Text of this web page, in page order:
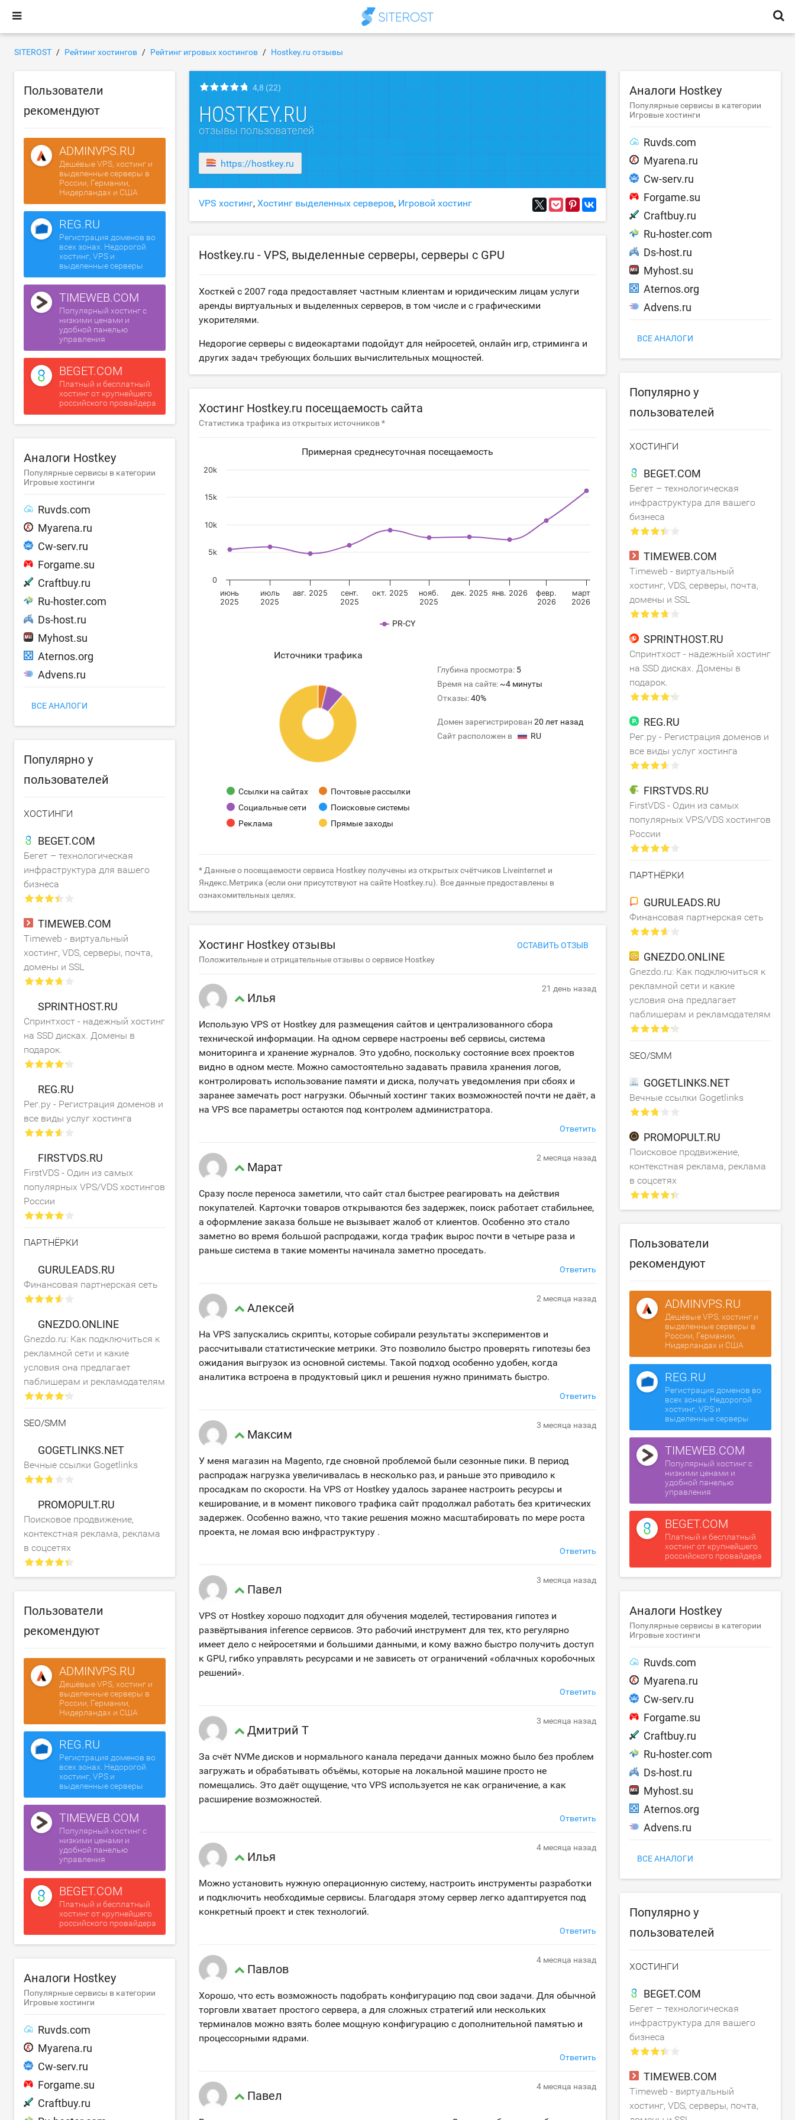
SITEROST Рейтинг хостингов Рейтинг игровых хостингов Hostkey.ru отзывы
4,8 (22)
HOSTKEY.RU
отзывы пользователей
https://hostkey.ru
VPS хостинг, Хостинг выделенных серверов, Игровой хостинг
Хостинг Hostkey отзывы
Положительные и отрицательные отзывы о сервисе Hostkey
ОСТАВИТЬ ОТЗЫВ
Илья
21 день назад
Использую VPS от Hostkey для размещения сайтов и централизованного сбора
технической информации. На одном сервере настроены веб сервисы, система
мониторинга и хранение журналов. Это удобно, поскольку состояние всех проектов
видно в одном месте. Можно самостоятельно задавать правила хранения логов,
контролировать использование памяти и диска, получать уведомления при сбоях и
заранее замечать рост нагрузки. Обычный хостинг таких возможностей почти не даёт, а
на VPS все параметры остаются под контролем администратора.
Ответить
Марат
2 месяца назад
Сразу после переноса заметили, что сайт стал быстрее реагировать на действия
покупателей. Карточки товаров открываются без задержек, поиск работает стабильнее,
а оформление заказа больше не вызывает жалоб от клиентов. Особенно это стало
заметно во время большой распродажи, когда трафик вырос почти в четыре раза и
раньше система в такие моменты начинала заметно проседать.
Ответить
Алексей
2 месяца назад
На VPS запускались скрипты, которые собирали результаты экспериментов и
рассчитывали статистические метрики. Это позволило быстро проверять гипотезы без
ожидания выгрузок из основной системы. Такой подход особенно удобен, когда
аналитика встроена в продуктовый цикл и решения нужно принимать быстро.
Ответить
Максим
3 месяца назад
У меня магазин на Magento, где сновной проблемой были сезонные пики. В период
распродаж нагрузка увеличивалась в несколько раз, и раньше это приводило к
просадкам по скорости. На VPS от Hostkey удалось заранее настроить ресурсы и
кеширование, и в момент пикового трафика сайт продолжал работать без критических
задержек. Особенно важно, что такие решения можно масштабировать по мере роста
проекта, не ломая всю инфраструктуру .
Ответить
Павел
3 месяца назад
VPS от Hostkey хорошо подходит для обучения моделей, тестирования гипотез и
развёртывания inference сервисов. Это рабочий инструмент для тех, кто регулярно
имеет дело с нейросетями и большими данными, и кому важно быстро получить доступ
к GPU, гибко управлять ресурсами и не зависеть от ограничений «облачных коробочных
решений».
Ответить
Дмитрий Т
3 месяца назад
За счёт NVMe дисков и нормального канала передачи данных можно было без проблем
загружать и обрабатывать объёмы, которые на локальной машине просто не
помещались. Это даёт ощущение, что VPS используется не как ограничение, а как
расширение возможностей.
Ответить
Илья
4 месяца назад
Можно установить нужную операционную систему, настроить инструменты разработки
и подключить необходимые сервисы. Благодаря этому сервер легко адаптируется под
конкретный проект и стек технологий.
Ответить
Павлов
4 месяца назад
Хорошо, что есть возможность подобрать конфигурацию под свои задачи. Для обычной
торговли хватает простого сервера, а для сложных стратегий или нескольких
терминалов можно взять более мощную конфигурацию с дополнительной памятью и
процессорными ядрами.
Ответить
Павел
4 месяца назад
Hostkey.ru - VPS, выделенные серверы, серверы с GPU
Хосткей с 2007 года предоставляет частным клиентам и юридическим лицам услуги
аренды виртуальных и выделенных серверов, в том числе и с графическими
укорителями.
Недорогие серверы с видеокартами подойдут для нейросетей, онлайн игр, стриминга и
других задач требующих больших вычислительных мощностей.
Хостинг Hostkey.ru посещаемость сайта
Статистика трафика из открытых источников *
Примерная среднесуточная посещаемость
PR-CY
июнь
2025
июль
2025
авг. 2025
сент.
2025
окт. 2025
нояб.
2025
дек. 2025 янв. 2026
февр.
2026
март
2026
0
5k
10k
15k
20k
Источники трафика
Ссылки на сайтах
Почтовые рассылки
Социальные сети
Поисковые системы
Реклама
Прямые заходы
Глубина просмотра: 5
Время на сайте: ~4 минуты
Отказы:40%
Домен зарегистрирован20 лет назад
Сайт расположен в
RU
* Данные о посещаемости сервиса Hostkey получены из открытых счётчиков Liveinternet и
Яндекс.Метрика (если они присутствуют на сайте Hostkey.ru). Все данные предоставлены в
ознакомительных целях.
Пользователи
рекомендуют
ADMINVPS.RU
Дешёвые VPS, хостинг и
выделенные серверы в
России, Германии,
Нидерландах и США
REG.RU
Регистрация доменов во
всех зонах. Недорогой
хостинг, VPS и
выделенные серверы
TIMEWEB.COM
Популярный хостинг с
низкими ценами и
удобной панелью
управления
BEGET.COM
Платный и бесплатный
хостинг от крупнейшего
российского провайдера
Аналоги Hostkey
Популярные сервисы в категории
Игровые хостинги
Ruvds.com
Myarena.ru
Cw-serv.ru
Forgame.su
Craftbuy.ru
Ru-hoster.com
Ds-host.ru
Myhost.su
Aternos.org
Advens.ru
ВСЕ АНАЛОГИ
Популярно у
пользователей
ХОСТИНГИ
BEGET.COM
Бегет – технологическая
инфраструктура для вашего
бизнеса
TIMEWEB.COM
Timeweb - виртуальный
хостинг, VDS, серверы, почта,
домены и SSL
SPRINTHOST.RU
Спринтхост - надежный хостинг
на SSD дисках. Домены в
подарок.
REG.RU
Рег.ру - Регистрация доменов и
все виды услуг хостинга
FIRSTVDS.RU
FirstVDS - Один из самых
популярных VPS/VDS хостингов
России
ПАРТНЁРКИ
GURULEADS.RU
Финансовая партнерская сеть
GNEZDO.ONLINE
Gnezdo.ru: Как подключиться к
рекламной сети и какие
условия она предлагает
паблишерам и рекламодателям
SEO/SMM
GOGETLINKS.NET
Вечные ссылки Gogetlinks
PROMOPULT.RU
Поисковое продвижение,
контекстная реклама, реклама
в соцсетях
Пользователи
рекомендуют
ADMINVPS.RU
Дешёвые VPS, хостинг и
выделенные серверы в
России, Германии,
Нидерландах и США
REG.RU
Регистрация доменов во
всех зонах. Недорогой
хостинг, VPS и
выделенные серверы
TIMEWEB.COM
Популярный хостинг с
низкими ценами и
удобной панелью
управления
BEGET.COM
Платный и бесплатный
хостинг от крупнейшего
российского провайдера
Аналоги Hostkey
Популярные сервисы в категории
Игровые хостинги
Ruvds.com
Myarena.ru
Cw-serv.ru
Forgame.su
Craftbuy.ru
Аналоги Hostkey
Популярные сервисы в категории
Игровые хостинги
Ruvds.com
Myarena.ru
Cw-serv.ru
Forgame.su
Craftbuy.ru
Ru-hoster.com
Ds-host.ru
Myhost.su
Aternos.org
Advens.ru
ВСЕ АНАЛОГИ
Популярно у
пользователей
ХОСТИНГИ
BEGET.COM
Бегет – технологическая
инфраструктура для вашего
бизнеса
TIMEWEB.COM
Timeweb - виртуальный
хостинг, VDS, серверы, почта,
домены и SSL
SPRINTHOST.RU
Спринтхост - надежный хостинг
на SSD дисках. Домены в
подарок.
REG.RU
Рег.ру - Регистрация доменов и
все виды услуг хостинга
FIRSTVDS.RU
FirstVDS - Один из самых
популярных VPS/VDS хостингов
России
ПАРТНЁРКИ
GURULEADS.RU
Финансовая партнерская сеть
GNEZDO.ONLINE
Gnezdo.ru: Как подключиться к
рекламной сети и какие
условия она предлагает
паблишерам и рекламодателям
SEO/SMM
GOGETLINKS.NET
Вечные ссылки Gogetlinks
PROMOPULT.RU
Поисковое продвижение,
контекстная реклама, реклама
в соцсетях
Пользователи
рекомендуют
ADMINVPS.RU
Дешёвые VPS, хостинг и
выделенные серверы в
России, Германии,
Нидерландах и США
REG.RU
Регистрация доменов во
всех зонах. Недорогой
хостинг, VPS и
выделенные серверы
TIMEWEB.COM
Популярный хостинг с
низкими ценами и
удобной панелью
управления
BEGET.COM
Платный и бесплатный
хостинг от крупнейшего
российского провайдера
Аналоги Hostkey
Популярные сервисы в категории
Игровые хостинги
Ruvds.com
Myarena.ru
Cw-serv.ru
Forgame.su
Craftbuy.ru
Ru-hoster.com
Ds-host.ru
Myhost.su
Aternos.org
Advens.ru
ВСЕ АНАЛОГИ
Популярно у
пользователей
ХОСТИНГИ
BEGET.COM
Бегет – технологическая
инфраструктура для вашего
бизнеса
TIMEWEB.COM
Timeweb - виртуальный
хостинг, VDS, серверы, почта,